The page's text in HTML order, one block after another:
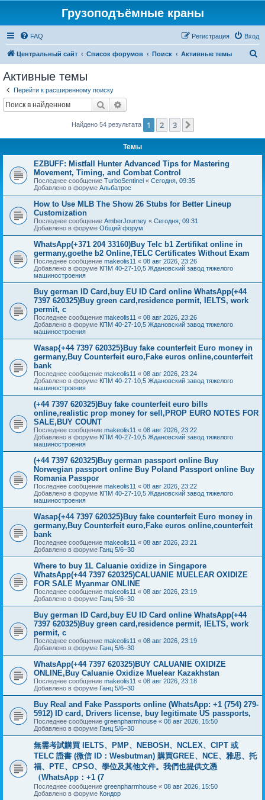
Грузоподъёмные краны
FAQ Вход
Регистрация
Центральный сайт Список форумов Поиск Активные темы
Активные темы
Перейти к расширенному поиску
Поиск
Найдено 54 результата 1 2 3
Темы
EZBUFF: Mistfall Hunter Advanced Tips for Mastering
Movement, Timing, and Combat Control
Последнее сообщение TurboSentinel « Сегодня, 09:35
Добавлено в форуме Альбатрос
How to Use MLB The Show 26 Stubs for Better Lineup
Customization
Последнее сообщение AmberJourney « Сегодня, 09:31
Добавлено в форуме Общий форум
WhatsApp(+371 204 33160)Buy Telc b1 Zertifikat online in
germany,goethe b2 Online,TELC Certificates Without Exam
Последнее сообщение makeolis11 « 08 авг 2026, 23:26
Добавлено в форуме КПМ 40-27-10,5 Ждановский завод тяжелого
машиностроения
Buy german ID Card,buy EU ID Card online WhatsApp(+44
7397 620325)Buy green card,residence permit, IELTS, work
permit, c
Последнее сообщение makeolis11 « 08 авг 2026, 23:26
Добавлено в форуме КПМ 40-27-10,5 Ждановский завод тяжелого
машиностроения
Wasap{+44 7397 620325}Buy fake counterfeit Euro money in
germany,Buy Counterfeit euro,Fake euros online,counterfeit
bank
Последнее сообщение makeolis11 « 08 авг 2026, 23:24
Добавлено в форуме КПМ 40-27-10,5 Ждановский завод тяжелого
машиностроения
(+44 7397 620325)Buy fake counterfeit euro bills
online,realistic prop money for sell,PROP EURO NOTES FOR
SALE,BUY COUNT
Последнее сообщение makeolis11 « 08 авг 2026, 23:22
Добавлено в форуме КПМ 40-27-10,5 Ждановский завод тяжелого
машиностроения
(+44 7397 620325)Buy german passport online Buy
Norwegian passport online Buy Poland Passport online Buy
Romania Passpor
Последнее сообщение makeolis11 « 08 авг 2026, 23:22
Добавлено в форуме КПМ 40-27-10,5 Ждановский завод тяжелого
машиностроения
Wasap{+44 7397 620325}Buy fake counterfeit Euro money in
germany,Buy Counterfeit euro,Fake euros online,counterfeit
bank
Последнее сообщение makeolis11 « 08 авг 2026, 23:21
Добавлено в форуме Ганц 5/6–30
Where to buy 1L Caluanie oxidize in Singapore
WhatsApp(+44 7397 620325)CALUANIE MUELEAR OXIDIZE
FOR SALE Myanmar ONLINE
Последнее сообщение makeolis11 « 08 авг 2026, 23:19
Добавлено в форуме Ганц 5/6–30
Buy german ID Card,buy EU ID Card online WhatsApp(+44
7397 620325)Buy green card,residence permit, IELTS, work
permit, c
Последнее сообщение makeolis11 « 08 авг 2026, 23:19
Добавлено в форуме Ганц 5/6–30
WhatsApp(+44 7397 620325)BUY CALUANIE OXIDIZE
ONLINE,Buy Caluanie Oxidize Muelear Kazakhstan
Последнее сообщение makeolis11 « 08 авг 2026, 23:18
Добавлено в форуме Ганц 5/6–30
Buy Real and Fake Passports online (WhatsApp: +1 (754) 279-
5912) ID card, Drivers license, buy legitimate US passports,
Последнее сообщение greenpharmhouse « 08 авг 2026, 15:50
Добавлено в форуме Ганц 5/6–30
無需考試購買 IELTS、PMP、NEBOSH、NCLEX、CIPT 或
TELC 證書 (微信 ID：Wesbutman) 購買GREE、NCE、雅思、托
福、PTE、CPSO、學位及其他文件。我們也提供文憑
（WhatsApp：+1 (7
Последнее сообщение greenpharmhouse « 08 авг 2026, 15:50
Добавлено в форуме Кондор